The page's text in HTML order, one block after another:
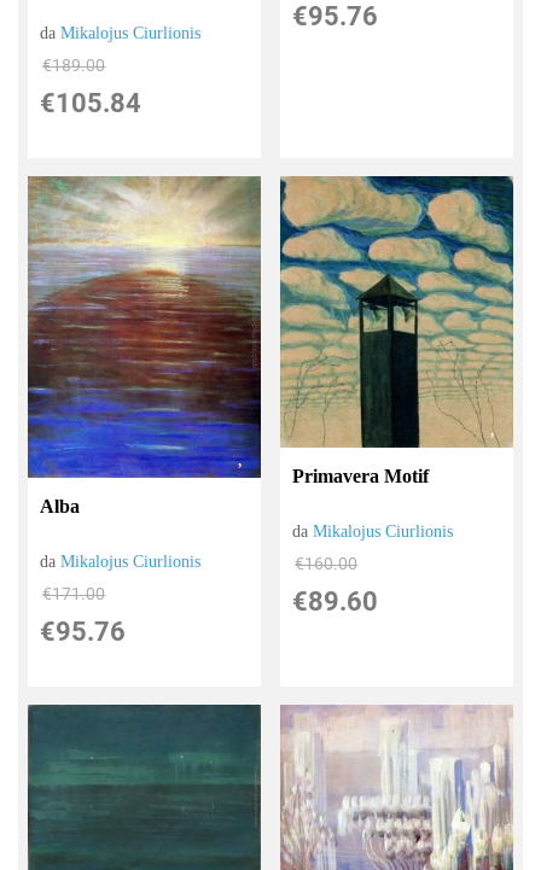
daMikalojus Ciurlionis
€189.00
€105.84
€95.76
Alba
daMikalojus Ciurlionis
€171.00
€95.76
Primavera Motif
daMikalojus Ciurlionis
€160.00
€89.60